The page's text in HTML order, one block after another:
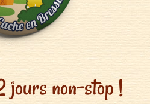
jours non-stop !